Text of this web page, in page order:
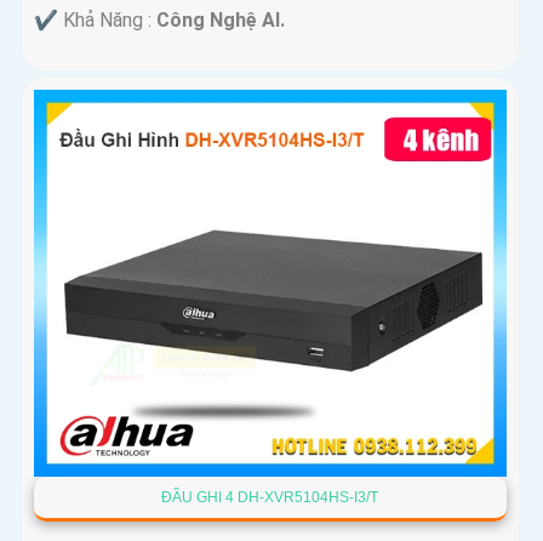
️✔️ Khả Năng : Công Nghệ AI.
ĐẦU GHI 4 DH-XVR5104HS-I3/T